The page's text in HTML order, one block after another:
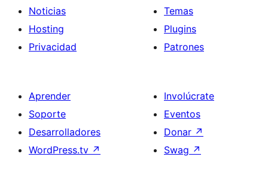
Noticias
Hosting
Privacidad
Temas
Plugins
Patrones
Aprender
Soporte
Desarrolladores
WordPress.tv ↗
Involúcrate
Eventos
Donar ↗
Swag ↗